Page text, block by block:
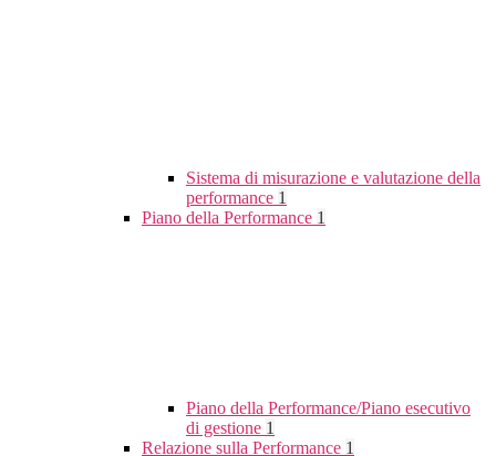
Sistema di misurazione e valutazione della
performance 1
Piano della Performance 1
Piano della Performance/Piano esecutivo
di gestione 1
Relazione sulla Performance 1